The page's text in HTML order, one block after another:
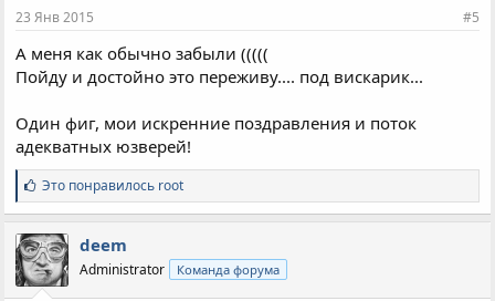
:
23 Янв 2015 #5
А меня как обычно забыли (((((
Пойду и достойно это переживу.... под вискарик...
Один фиг, мои искренние поздравления и поток
адекватных юзверей!
С
и
м
п
а
т
и
Это понравилось root
deem
Administrator Команда форума